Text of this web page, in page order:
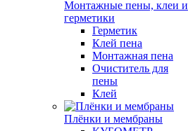
Монтажные пены, клеи и
герметики
Герметик
Клей пена
Монтажная пена
Очиститель для
пены
Клей
Плёнки и мембраны